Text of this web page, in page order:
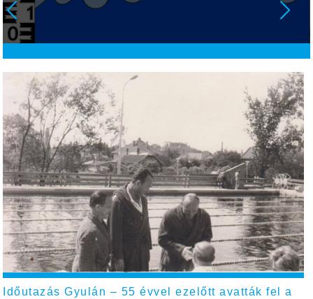
Időutazás Gyulán – 55 évvel ezelőtt avatták fel a